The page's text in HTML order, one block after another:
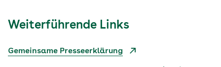
Weiterführende Links
Gemeinsame Presseerklärung